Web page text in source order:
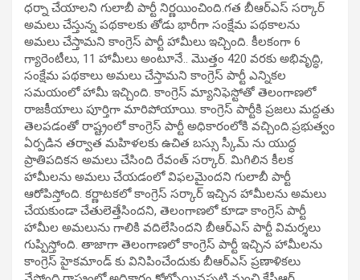
ధర్నా చేయాలని గులాబీ పార్టీ నిర్ణయించింది.గత బీఆర్ఎస్ సర్కార్
అమలు చేస్తున్న పథకాలకు తోడు భారీగా సంక్షేమ పథకాలను
అమలు చేస్తామని కాంగ్రెస్ పార్టీ హామీలు ఇచ్చింది. కీలకంగా 6
గ్యారెంటీలు, 11 హామీలు అంటూనే.. మొత్తం 420 వరకు అభివృద్ధి,
సంక్షేమ పథకాలు అమలు చేస్తామని కాంగ్రెస్ పార్టీ ఎన్నికల
సమయంలో హామీ ఇచ్చింది. కాంగ్రెస్ మ్యానిఫెస్టోతో తెలంగాణలో
రాజకీయాలు పూర్తిగా మారిపోయాయి. కాంగ్రెస్ పార్టీకి ప్రజలు మద్దతు
తెలపడంతో రాష్ట్రంలో కాంగ్రెస్ పార్టీ అధికారంలోకి వచ్చింది.ప్రభుత్వం
ఏర్పడిన తర్వాత మహిళలకు ఉచిత బస్సు స్కీమ్ ను యుద్ధ
ప్రాతిపదికన అమలు చేసింది రేవంత్ సర్కార్. మిగిలిన కీలక
హామీలను అమలు చేయడంలో విఫలమైందని గులాబీ పార్టీ
ఆరోపిస్తోంది. కర్ణాటకలో కాంగ్రెస్ సర్కార్ ఇచ్చిన హామీలను అమలు
చేయకుండా చేతులెత్తేసిందని, తెలంగాణలో కూడా కాంగ్రెస్ పార్టీ
హామీల అమలును గాలికి వదిలేసిందని బీఆర్ఎస్ పార్టీ విమర్శలు
గుప్పిస్తోంది. తాజాగా తెలంగాణలో కాంగ్రెస్ పార్టీ ఇచ్చిన హామీలను
కాంగ్రెస్ హైకమాండ్ కు వినిపించేందుకు బీఆర్ఎస్ ప్రణాళికలు